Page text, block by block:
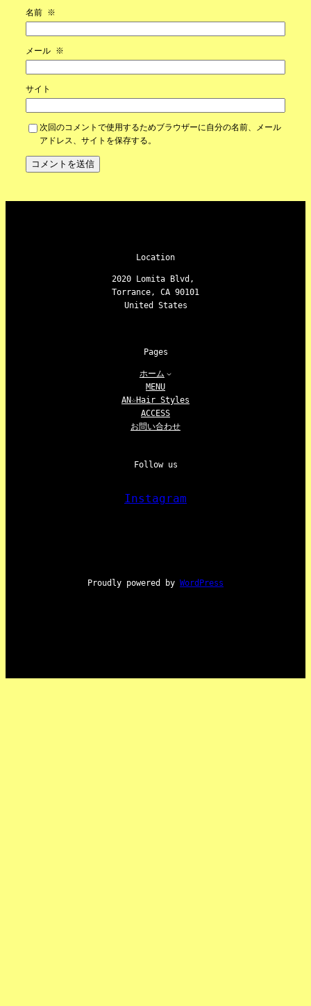
名前 ※
メール ※
サイト
次回のコメントで使用するためブラウザーに自分の名前、メール
アドレス、サイトを保存する。
Location
2020 Lomita Blvd,
Torrance, CA 90101
United States
Pages
ホーム
MENU
AN☆Hair Styles
ACCESS
お問い合わせ
Follow us
Instagram
Proudly powered by WordPress